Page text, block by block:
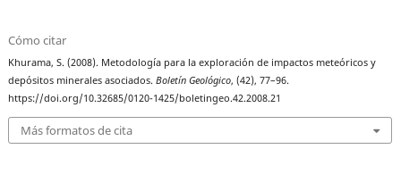
Cómo citar
Khurama, S. (2008). Metodología para la exploración de impactos meteóricos y
depósitos minerales asociados.Boletín Geológico, (42), 77–96.
https://doi.org/10.32685/0120-1425/boletingeo.42.2008.21
Más formatos de cita